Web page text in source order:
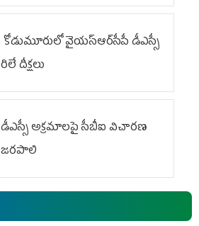
కోడుమూరులో వైయ‌స్ఆర్‌సీపీ డీఎస్సీ
రిలే దీక్షలు
డీఎస్సీ అక్రమాలపై సీబీఐ విచారణ
జరపాలి